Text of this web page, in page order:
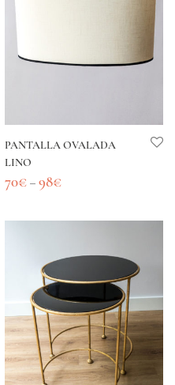
PANTALLA OVALADA
LINO
70€ – 98€